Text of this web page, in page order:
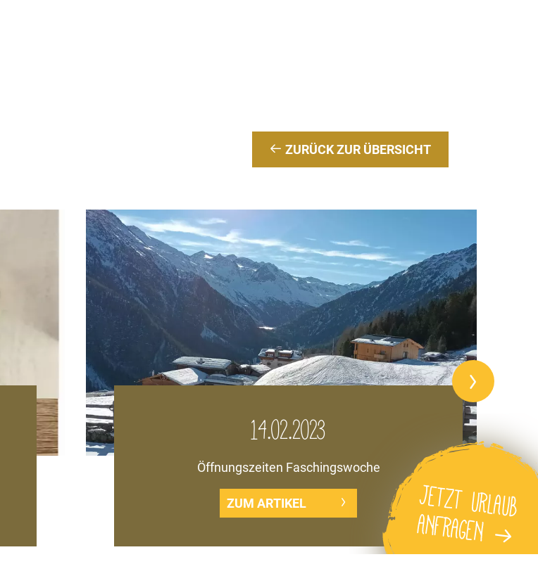
ZURÜCK ZUR ÜBERSICHT
14.02.2023
Öffnungszeiten Faschingswoche
ZUM ARTIKEL